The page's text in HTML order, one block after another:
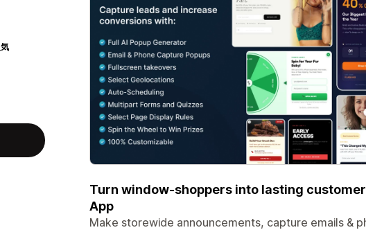
Turn window-shoppers into lasting
App
Make storewide announcements, capture emails &